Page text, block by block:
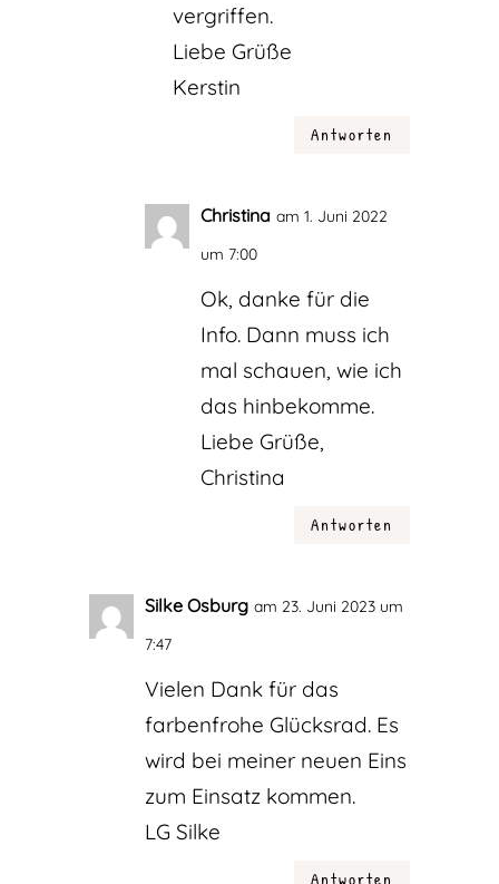
vergriffen.
Liebe Grüße
Kerstin
Antworten
Christina am 1. Juni 2022
um 7:00
Ok, danke für die
Info. Dann muss ich
mal schauen, wie ich
das hinbekomme.
Liebe Grüße,
Christina
Antworten
Silke Osburg am 23. Juni 2023 um
7:47
Vielen Dank für das
farbenfrohe Glücksrad. Es
wird bei meiner neuen Eins
zum Einsatz kommen.
LG Silke
Antworten